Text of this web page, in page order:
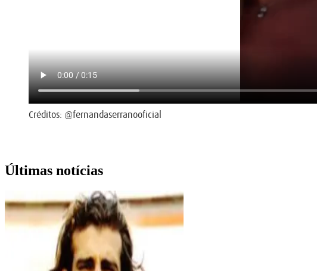
Créditos: @fernandaserranooficial
Últimas notícias